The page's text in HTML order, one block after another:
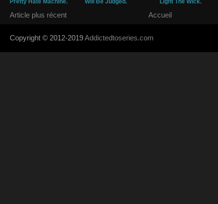
Pretty Hate Machine. Will Be Judged. Light The Wick.
Article plus récent Accueil
Copyright © 2012-2019Addictedtoseries.com